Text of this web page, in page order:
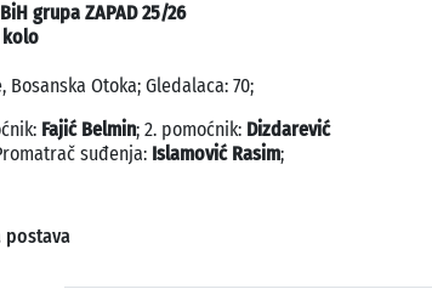
grupa ZAPAD 25/26
kolo
Bosanska Otoka; Gledalaca: 70;
Fajić Belmin; 2. pomoćnik: Dizdarević
suđenja: Islamović Rasim;
postava